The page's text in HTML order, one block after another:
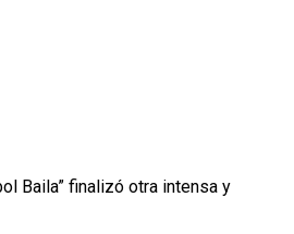
Baila” finalizó otra intensa y